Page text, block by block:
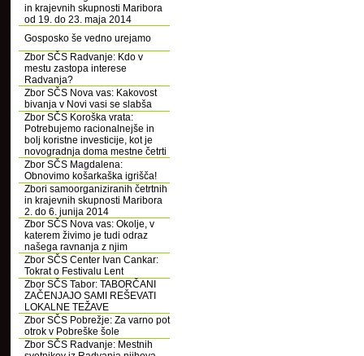
in krajevnih skupnosti Maribora
od 19. do 23. maja 2014
Gosposko še vedno urejamo
Zbor SČS Radvanje: Kdo v
mestu zastopa interese
Radvanja?
Zbor SČS Nova vas: Kakovost
bivanja v Novi vasi se slabša
Zbor SČS Koroška vrata:
Potrebujemo racionalnejše in
bolj koristne investicije, kot je
novogradnja doma mestne četrti
Zbor SČS Magdalena:
Obnovimo košarkaška igrišča!
Zbori samoorganiziranih četrtnih
in krajevnih skupnosti Maribora
2. do 6. junija 2014
Zbor SČS Nova vas: Okolje, v
katerem živimo je tudi odraz
našega ravnanja z njim
Zbor SČS Center Ivan Cankar:
Tokrat o Festivalu Lent
Zbor SČS Tabor: TABORČANI
ZAČENJAJO SAMI REŠEVATI
LOKALNE TEŽAVE
Zbor SČS Pobrežje: Za varno pot
otrok v Pobreške šole
Zbor SČS Radvanje: Mestnih